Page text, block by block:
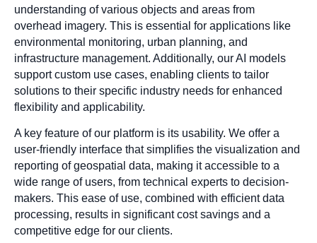
understanding of various objects and areas from
overhead imagery. This is essential for applications like
environmental monitoring, urban planning, and
infrastructure management. Additionally, our AI models
support custom use cases, enabling clients to tailor
solutions to their specific industry needs for enhanced
flexibility and applicability.
A key feature of our platform is its usability. We offer a
user-friendly interface that simplifies the visualization and
reporting of geospatial data, making it accessible to a
wide range of users, from technical experts to decision-
makers. This ease of use, combined with efficient data
processing, results in significant cost savings and a
competitive edge for our clients.